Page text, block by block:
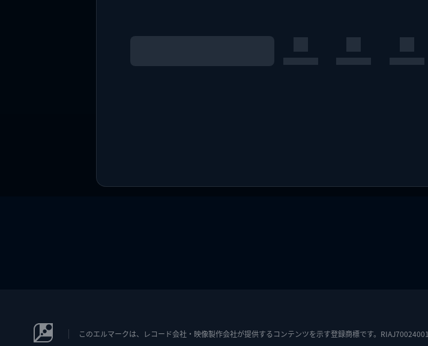
このエルマークは、レコード会社・映像製作会社が提供するコンテンツを示す登録商標です。RIAJ70024001